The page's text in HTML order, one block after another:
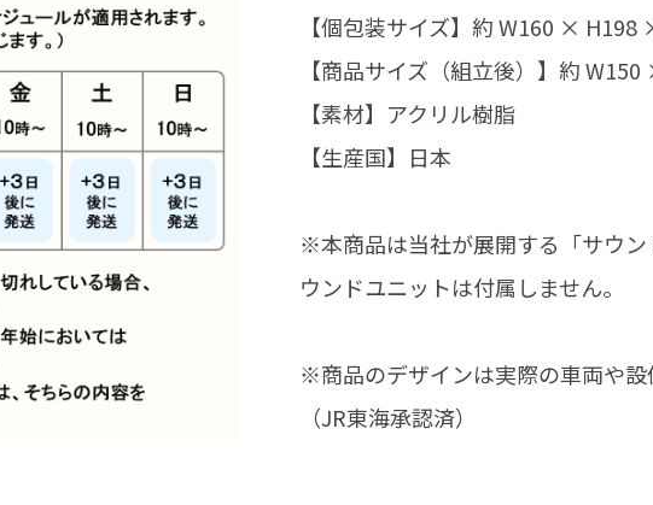
【個包装サイズ】約 W160 ×
【商品サイズ（組立後）】約
【素材】アクリル樹脂
【生産国】日本
※本商品は当社が展開する「サウ
ウンドユニットは付属しません。
※商品のデザインは実際の車両や設
（JR東海承認済）